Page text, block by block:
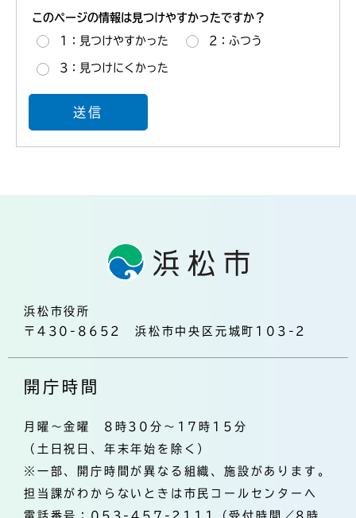
このページの情報は見つけやすかったですか？
1：見つけやすかった 2：ふつう
3：見つけにくかった
浜松市役所
〒430-8652 浜松市中央区元城町103-2
開庁時間
月曜～金曜 8時30分～17時15分
（土日祝日、年末年始を除く）
※一部、開庁時間が異なる組織、施設があります。
担当課がわからないときは市民コールセンターへ
電話番号：053-457-2111（受付時間／8時